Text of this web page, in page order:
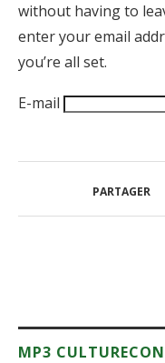
without having to
enter your email
you’re all set.
E-mail
PARTAGER
MP3